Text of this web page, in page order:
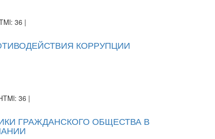
36 |
КОРРУПЦИИ
36 |
ГРАЖДАНСКОГО ОБЩЕСТВА В